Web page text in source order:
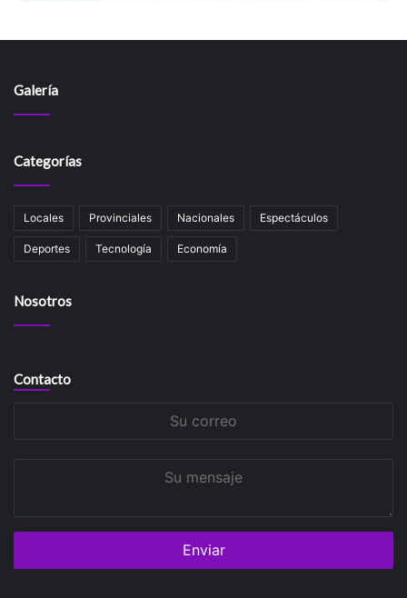
Galería
Categorías
Locales Provinciales Nacionales Espectáculos
Deportes Tecnología Economía
Nosotros
Contacto